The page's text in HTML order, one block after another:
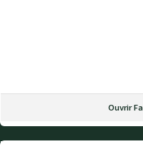
Ouvrir